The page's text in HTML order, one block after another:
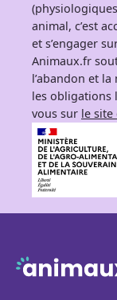
animal, c’est
et s’engager
Animaux.fr
l’abandon et
les obligations
vous sur le site